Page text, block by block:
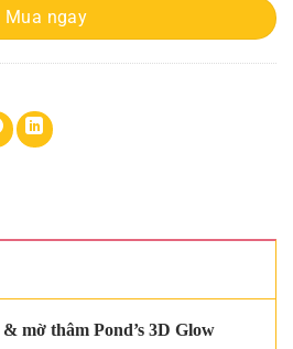
Mua ngay
mờ thâm Pond’s 3D Glow